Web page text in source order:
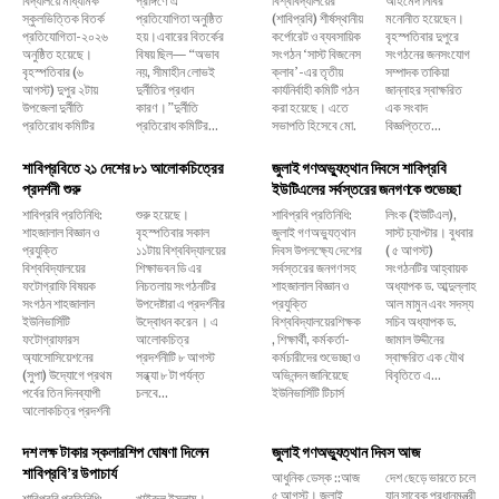
স্কুলভিত্তিক বিতর্ক
প্রতিযোগিতা-২০২৬
অনুষ্ঠিত হয়েছে।
বৃহস্পতিবার (৬
আগস্ট) দুপুর ২টায়
উপজেলা দুর্নীতি
প্রতিরোধ কমিটির
প্রতিযোগিতা অনুষ্ঠিত
হয়।এবারের বিতর্কের
বিষয় ছিল— “অভাব
নয়, সীমাহীন লোভই
দুর্নীতির প্রধান
কারণ।”দুর্নীতি
প্রতিরোধ কমিটির...
(শাবিপ্রবি) শীর্ষস্থানীয়
কর্পোরেট ও ব্যবসায়িক
সংগঠন ‘সাস্ট বিজনেস
ক্লাব’-এর তৃতীয়
কার্যনির্বাহী কমিটি গঠন
করা হয়েছে। এতে
সভাপতি হিসেবে মো.
মনোনীত হয়েছেন।
বৃহস্পতিবার দুপুরে
সংগঠনের জনসংযোগ
সম্পাদক তাকিয়া
জান্নাহর স্বাক্ষরিত
এক সংবাদ
বিজ্ঞপ্তিতে...
শাবিপ্রবিতে ২১ দেশের ৮১ আলোকচিত্রের
প্রদর্শনী শুরু
শাবিপ্রবি প্রতিনিধি:
শাহজালাল বিজ্ঞান ও
প্রযুক্তি
বিশ্ববিদ্যালয়ের
ফটোগ্রাফি বিষয়ক
সংগঠন শাহজালাল
ইউনিভার্সিটি
ফটোগ্রাফারস
অ্যাসোসিয়েশনের
(সুপা) উদ্যোগে প্রথম
পর্বের তিন দিনব্যাপী
আলোকচিত্র প্রদর্শনী
শুরু হয়েছে।
বৃহস্পতিবার সকাল
১১টায় বিশ্ববিদ্যালয়ের
শিক্ষাভবন ডি এর
নিচতলায় সংগঠনটির
উপদেষ্টারা এ প্রদর্শনীর
উদ্বোধন করেন । এ
আলোকচিত্র
প্রদর্শনীটি ৮ আগস্ট
সন্ধ্যা ৮ টা পর্যন্ত
চলবে...
জুলাই গণঅভ্যুত্থান দিবসে শাবিপ্রবি
ইউটিএলের সর্বস্তরের জনগণকে শুভেচ্ছা
শাবিপ্রবি প্রতিনিধি:
জুলাই গণঅভ্যুত্থান
দিবস উপলক্ষ্যে দেশের
সর্বস্তরের জনগণসহ
শাহজালাল বিজ্ঞান ও
প্রযুক্তি
বিশ্ববিদ্যালয়েরশিক্ষক
, শিক্ষার্থী, কর্মকর্তা-
কর্মচারীদের শুভেচ্ছা ও
অভিনন্দন জানিয়েছে
ইউনিভার্সিটি টিচার্স
লিংক (ইউটিএল),
সাস্ট চ্যাপ্টার। বুধবার
( ৫ আগস্ট)
সংগঠনটির আহ্বায়ক
অধ্যাপক ড. আব্দুল্লাহ
আল মামুন এবং সদস্য
সচিব অধ্যাপক ড.
জামাল উদ্দীনের
স্বাক্ষরিত এক যৌথ
বিবৃতিতে এ...
দশ লক্ষ টাকার স্কলারশিপ ঘোষণা দিলেন
শাবিপ্রবি’র উপাচার্য
জুলাই গণঅভ্যুত্থান দিবস আজ
আধুনিক ডেস্ক ::আজ
৫ আগস্ট। জুলাই
দেশ ছেড়ে ভারতে চলে
যান সাবেক প্রধানমন্ত্রী